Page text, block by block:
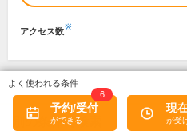
アクセス数※
別の条件で検索
予約/受付
6
現